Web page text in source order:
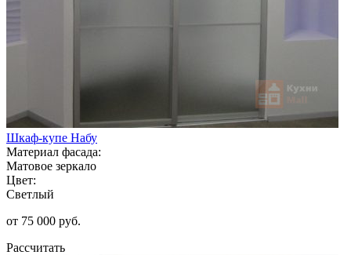
Шкаф-купе Набу
Материал фасада:
Матовое зеркало
Цвет:
Светлый
от 75 000 руб.
Рассчитать